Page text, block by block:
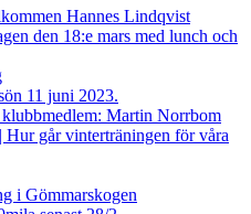
Hannes Lindqvist
den 18:e mars med lunch och
11 juni 2023.
Martin Norrbom
Hur går vinterträningen för våra
i Gömmarskogen